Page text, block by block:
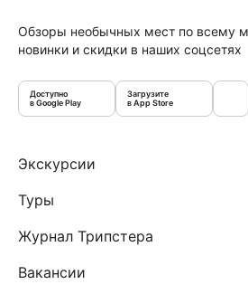
Обзоры необычных мест по всему
новинки и скидки в наших соцсетях
Доступно
в Google Play
Загрузите
в App Store
Экскурсии
Туры
Журнал Трипстера
Вакансии